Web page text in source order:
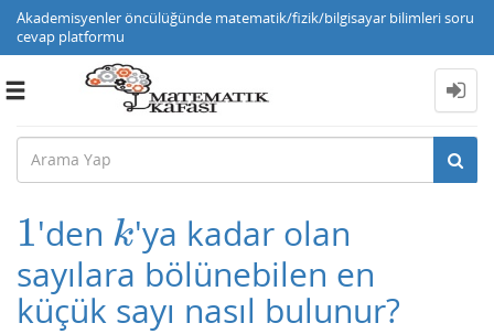
Akademisyenler öncülüğünde matematik/fizik/bilgisayar bilimleri soru
cevap platformu
Toggle
1
1'den k
k'ya kadar olan
sayılara bölünebilen en
küçük sayı nasıl bulunur?